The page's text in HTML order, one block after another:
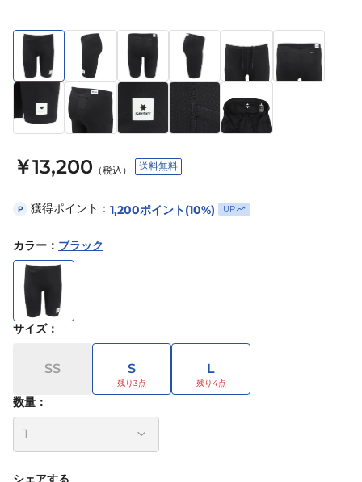
￥13,200 （税込） 送料無料
P 獲得ポイント： 1,200ポイント(10%) UP
カラー ： ブラック
サイズ：
SS S L
数量：
シェアする